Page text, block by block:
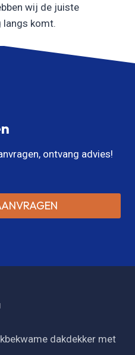
wij de juiste
langs komt.
ontvang advies!
dakdekker met